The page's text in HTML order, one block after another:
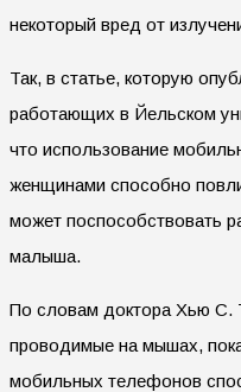
некоторый вред от
Так, в статье, которую
работающих в Йельском
что использование
женщинами способно
может поспособствовать
малыша.
По словам доктора Хью С.
проводимые на мышах,
мобильных телефонов